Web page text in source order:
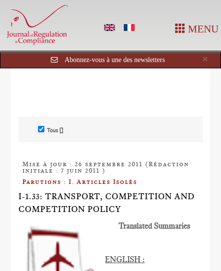
MENU
×
Abonnez-vous à une des newsletters
Tous []
Mise à jour : 26 septembre 2011 (Rédaction
initiale : 7 juin 2011 )
Parutions : I. Articles Isolés
I-1.33: TRANSPORT, COMPETITION AND
COMPETITION POLICY
Translated Summaries
ENGLISH :